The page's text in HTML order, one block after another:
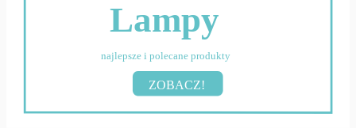
Lampy
najlepsze i polecane produkty
ZOBACZ!